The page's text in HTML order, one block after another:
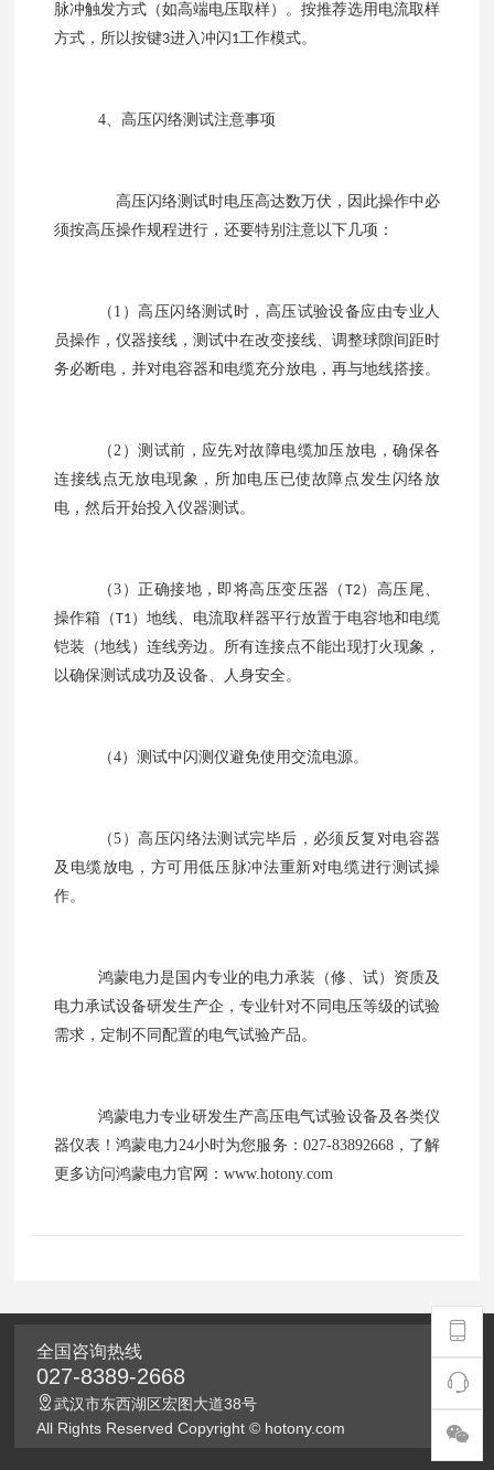
脉冲触发方式（如高端电压取样）。按推荐选用电流取样
方式，所以按键3进入冲闪 1工作模式。
4、高压闪络测试注意事项
高压闪络测试时电压高达数万伏，因此操作中必
须按高压操作规程进行，还要特别注意以下几项：
（ 1 ）高压闪络测试时，高压试验设备应由专业人
员操作，仪器接线，测试中在改变接线、调整球隙间距时
务必断电，并对电容器和电缆充分放电，再与地线搭接。
（2 ）测试前，应先对故障电缆加压放电，确保各
连接线点无放电现象，所加电压已使故障点发生闪络放
电，然后开始投入仪器测试。
（3 ）正确接地，即将高压变压器（ T2）高压尾、
操作箱（T1）地线、电流取样器平行放置于电容地和电缆
铠装（地线）连线旁边。所有连接点不能出现打火现象，
以确保测试成功及设备、人身安全。
（4）测试中闪测仪避免使用交流电源。
（5 ）高压闪络法测试完毕后，必须反复对电容器
及电缆放电，方可用低压脉冲法重新对电缆进行测试操
作。
鸿蒙电力是国内专业的电力承装（修、试）资质及
电力承试设备研发生产企，专业针对不同电压等级的试验
需求，定制不同配置的电气试验产品。
鸿蒙电力专业研发生产高压电气试验设备及各类仪
器仪表！鸿蒙电力24小时为您服务： 027-83892668，了解
更多访问鸿蒙电力官网 ： www.hotony.com
全国咨询热线
027-8389-2668
武汉市东西湖区宏图大道38号
All Rights Reserved Copyright © hotony.com